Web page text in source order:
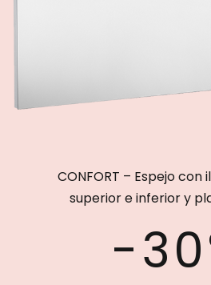
CONFORT – Espejo con
superior e inferior y
-